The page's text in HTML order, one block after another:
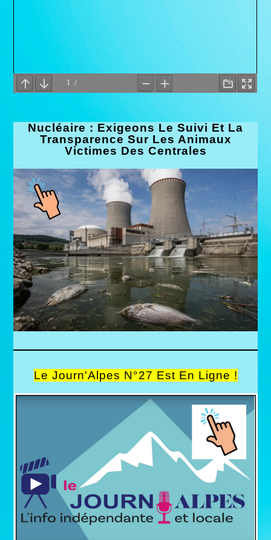
Nucléaire : Exigeons Le Suivi Et La
Transparence Sur Les Animaux
Victimes Des Centrales
Le Journ'Alpes N°27 Est En Ligne !